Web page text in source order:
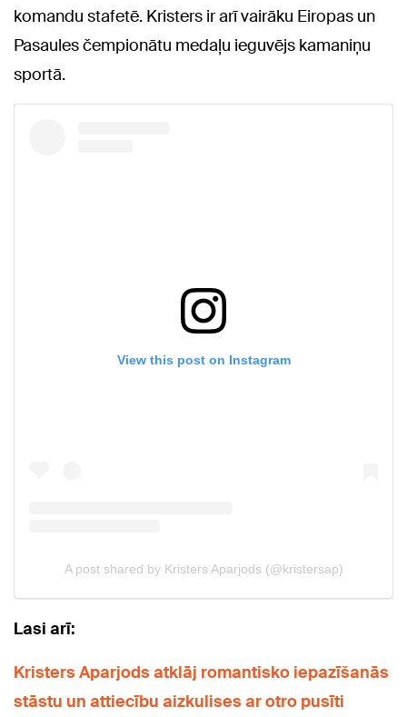
komandu stafetē. Kristers ir arī vairāku Eiropas un
Pasaules čempionātu medaļu ieguvējs kamaniņu
sportā.
Lasi arī:
Kristers Aparjods atklāj romantisko iepazīšanās
stāstu un attiecību aizkulises ar otro pusīti